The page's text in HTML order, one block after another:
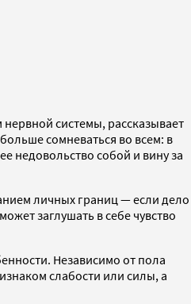
системы, рассказывает
сомневаться во всем: в
недовольство собой и вину за
личных границ — если дело
заглушать в себе чувство
Независимо от пола
слабости или силы, а